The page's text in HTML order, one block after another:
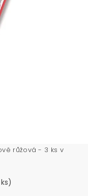
růžová - 3 ks v